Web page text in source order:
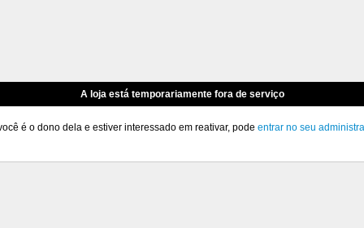
A loja está temporariamente fora de serviço
é o dono dela e estiver interessado em reativar, pode entrar no seu